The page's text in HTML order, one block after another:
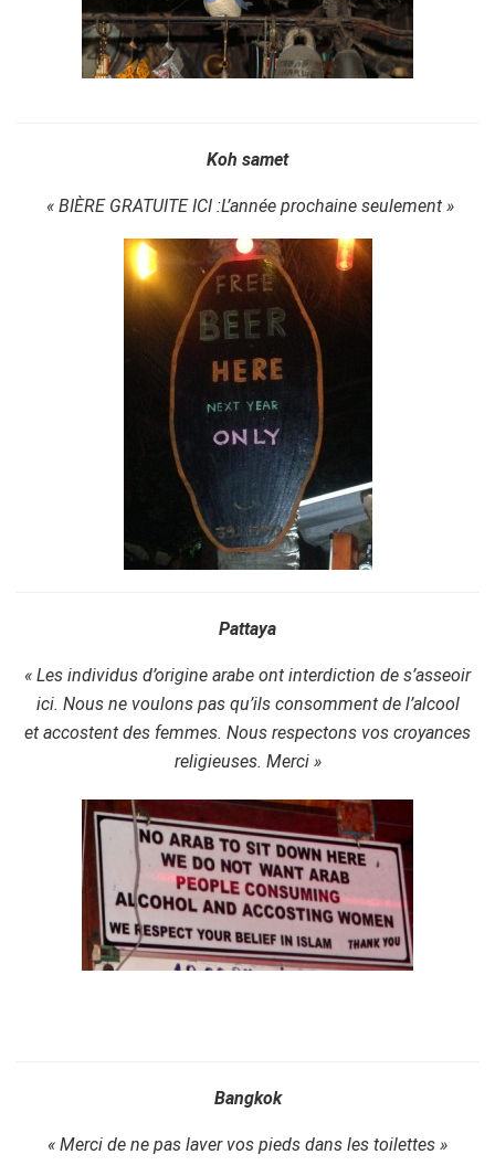
Koh samet
« BIÈRE GRATUITE ICI :L’année prochaine seulement »
Pattaya
« Les individus d’origine arabe ont interdiction de s’asseoir
ici. Nous ne voulons pas qu’ils consomment de l’alcool
et accostent des femmes. Nous respectons vos croyances
religieuses. Merci »
Bangkok
« Merci de ne pas laver vos pieds dans les toilettes »